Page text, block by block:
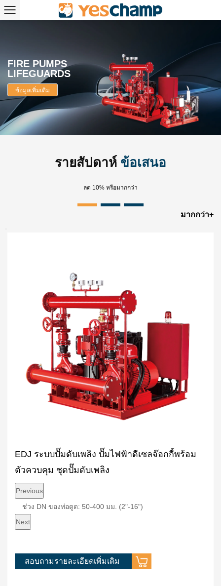
FIRE PUMPS
LIFEGUARDS
ข้อมูลเพิ่มเติม
รายสัปดาห์ ข้อเสนอ
ลด 10% หรือมากกว่า
มากกว่า+
บปั๊มดับเพลิง ปั๊มไฟฟ้าดีเซลจ๊อกกี้พร้อม
ชุดปั๊มดับเพลิง
400 มม. (2"-16") ช่วง DN ของท่อระบาย: 32-
รายละเอียดเพิ่มเติม
ชุดปั๊มดับเ
325 Kw
ว/ความดัน: 6-300m